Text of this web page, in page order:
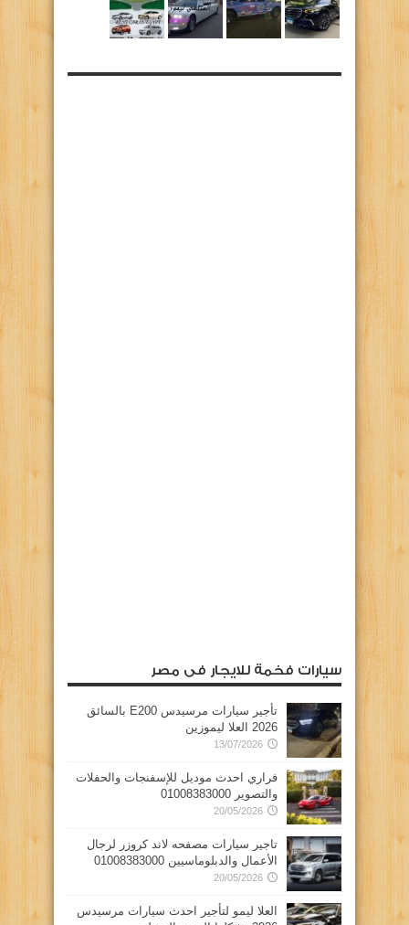
سيارات فخمة للايجار فى مصر
تأجير سيارات مرسيدس E200 بالسائق
2026 العلا ليموزين
13/07/2026
فراري احدث موديل للإسفنجات والحفلات
والتصوير 01008383000
20/05/2026
تاجير سيارات مصفحه لاند كروزر لرجال
الأعمال والدبلوماسيين 01008383000
20/05/2026
العلا ليمو لتأجير احدث سيارات مرسيدس